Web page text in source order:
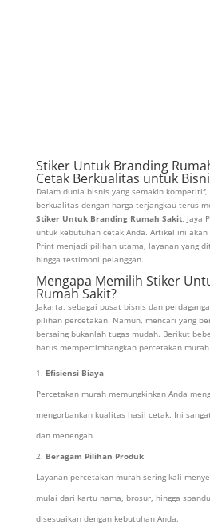
Stiker Untuk Branding
Cetak Berkualitas untuk
Dalam dunia bisnis yang semakin
berkualitas dengan harga terjangkau terus
Stiker Untuk Branding Rumah Sakit, Jaya
untuk kebutuhan cetak Anda. Artikel ini akan
Print menjadi pilihan utama, layanan yang
hingga testimoni pelanggan.
Mengapa Memilih Stiker
Rumah Sakit?
Jakarta, sebagai pusat bisnis dan
pilihan percetakan. Namun, mencari yang
bersaing bukanlah tugas mudah. Berikut
harus mempertimbangkan percetakan
Efisiensi Biaya
Percetakan murah memungkinkan Anda
mengorbankan kualitas hasil cetak. Ini
dan menengah.
Beragam Pilihan Produk
Layanan percetakan murah sering kali
mulai dari kartu nama, brosur, hingga
disesuaikan dengan kebutuhan Anda.